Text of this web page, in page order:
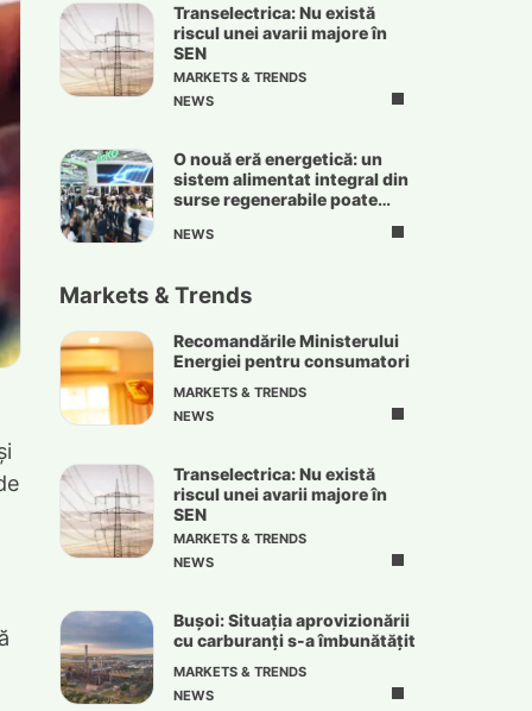
Transelectrica: Nu există
riscul unei avarii majore în
SEN
MARKETS & TRENDS
NEWS
O nouă eră energetică: un
sistem alimentat integral din
surse regenerabile poate
NEWS
Markets & Trends
Recomandările Ministerului
Energiei pentru consumatori
MARKETS & TRENDS
NEWS
Transelectrica: Nu există
riscul unei avarii majore în
SEN
MARKETS & TRENDS
NEWS
Bușoi: Situația aprovizionării
cu carburanți s-a îmbunătățit
MARKETS & TRENDS
NEWS